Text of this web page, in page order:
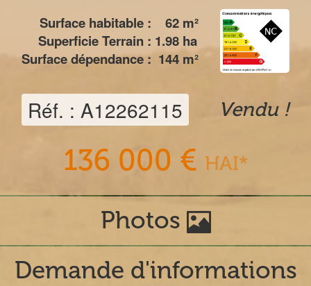
Surface habitable : 62 m²
Superficie Terrain : 1.98 ha
Surface dépendance : 144 m²
Réf. : A12262115 Vendu !
136 000 € HAI*
Photos
Demande d'informations